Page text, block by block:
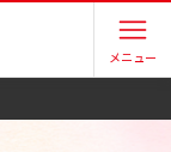
メニュー